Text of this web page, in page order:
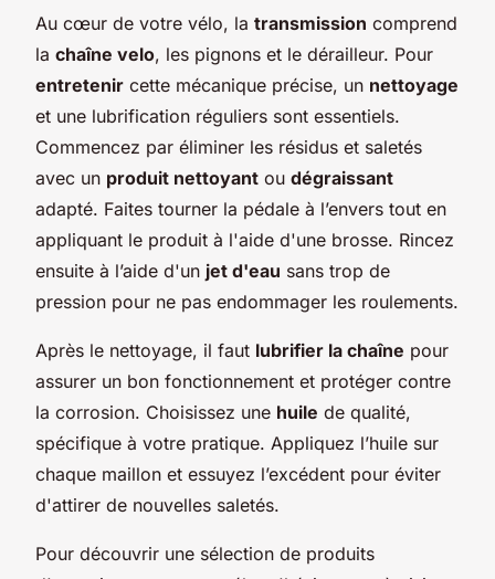
Au cœur de votre vélo, la transmission comprend
la chaîne velo, les pignons et le dérailleur. Pour
entretenir cette mécanique précise, un nettoyage
et une lubrification réguliers sont essentiels.
Commencez par éliminer les résidus et saletés
avec un produit nettoyant ou dégraissant
adapté. Faites tourner la pédale à l’envers tout en
appliquant le produit à l'aide d'une brosse. Rincez
ensuite à l’aide d'un jet d'eau sans trop de
pression pour ne pas endommager les roulements.
Après le nettoyage, il faut lubrifier la chaîne pour
assurer un bon fonctionnement et protéger contre
la corrosion. Choisissez une huile de qualité,
spécifique à votre pratique. Appliquez l’huile sur
chaque maillon et essuyez l’excédent pour éviter
d'attirer de nouvelles saletés.
Pour découvrir une sélection de produits